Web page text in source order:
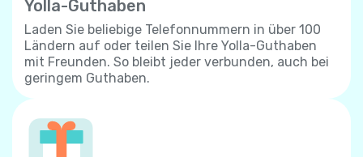
Yolla-Guthaben
Laden Sie beliebige Telefonnummern in über 100
Ländern auf oder teilen Sie Ihre Yolla-Guthaben
mit Freunden. So bleibt jeder verbunden, auch bei
geringem Guthaben.